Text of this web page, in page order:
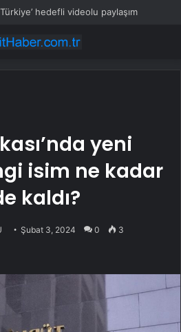
hedefli videolu paylaşım
yeni
isim ne kadar
kaldı?
Şubat 3, 2024 0 3